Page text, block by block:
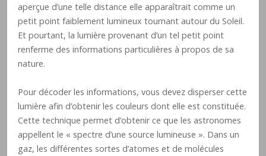
aperçue d’une telle distance elle apparaîtrait comme un
petit point faiblement lumineux tournant autour du Soleil.
Et pourtant, la lumière provenant d’un tel petit point
renferme des informations particulières à propos de sa
nature.
Pour décoder les informations, vous devez disperser cette
lumière afin d’obtenir les couleurs dont elle est constituée.
Cette technique permet d’obtenir ce que les astronomes
appellent le « spectre d’une source lumineuse ». Dans un
gaz, les différentes sortes d’atomes et de molécules